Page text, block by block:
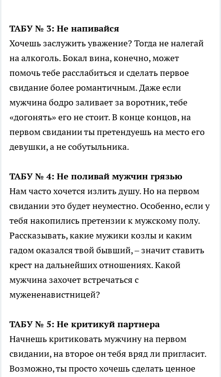
ТАБУ № 3: Не напивайся
Хочешь заслужить уважение? Тогда не налегай
на алкоголь. Бокал вина, конечно, может
помочь тебе расслабиться и сделать первое
свидание более романтичным. Даже если
мужчина бодро заливает за воротник, тебе
«догонять» его не стоит. В конце концов, на
первом свидании ты претендуешь на место его
девушки, а не собутыльника.
ТАБУ № 4: Не поливай мужчин грязью
Нам часто хочется излить душу. Но на первом
свидании это будет неуместно. Особенно, если у
тебя накопились претензии к мужскому полу.
Рассказывать, какие мужики козлы и каким
гадом оказался твой бывший, – значит ставить
крест на дальнейших отношениях. Какой
мужчина захочет встречаться с
мужененавистницей?
ТАБУ № 5: Не критикуй партнера
Начнешь критиковать мужчину на первом
свидании, на второе он тебя вряд ли пригласит.
Возможно, ты просто хочешь сделать ценное